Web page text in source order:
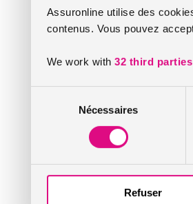
Assuronline utilise des
contenus. Vous pouvez
We work with 32 third parties
consentement
Nécessaires
Refuser